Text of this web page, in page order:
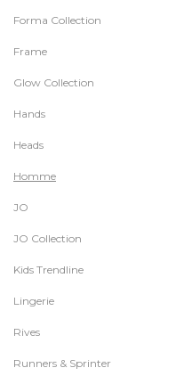
Forma Collection
Frame
Glow Collection
Hands
Heads
Homme
JO
JO Collection
Kids Trendline
Lingerie
Rives
Runners & Sprinter